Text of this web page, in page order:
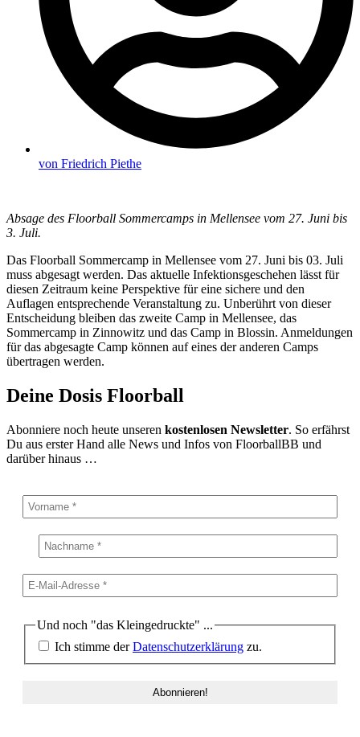
von Friedrich Piethe
Absage des Floorball Sommercamps in Mellensee vom 27. Juni bis
3. Juli.
Das Floorball Sommercamp in Mellensee vom 27. Juni bis 03. Juli
muss abgesagt werden. Das aktuelle Infektionsgeschehen lässt für
diesen Zeitraum keine Perspektive für eine sichere und den
Auflagen entsprechende Veranstaltung zu. Unberührt von dieser
Entscheidung bleiben das zweite Camp in Mellensee, das
Sommercamp in Zinnowitz und das Camp in Blossin. Anmeldungen
für das abgesagte Camp können auf eines der anderen Camps
übertragen werden.
Deine Dosis Floorball
Abonniere noch heute unseren kostenlosen Newsletter. So erfährst
Du aus erster Hand alle News und Infos von FloorballBB und
darüber hinaus …
Und noch "das Kleingedruckte" ...
Ich stimme derDatenschutzerklärung zu.